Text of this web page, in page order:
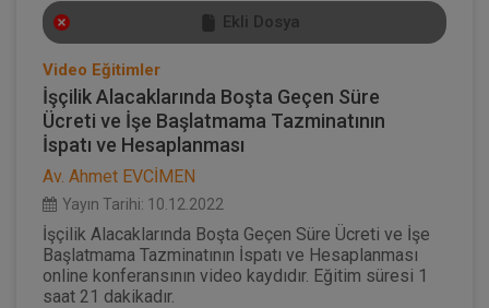
Ekli Dosya
Video Eğitimler
İşçilik Alacaklarında Boşta Geçen Süre
Ücreti ve İşe Başlatmama Tazminatının
İspatı ve Hesaplanması
Av. Ahmet EVCİMEN
Yayın Tarihi: 10.12.2022
İşçilik Alacaklarında Boşta Geçen Süre Ücreti ve İşe
Başlatmama Tazminatının İspatı ve Hesaplanması
online konferansının video kaydıdır. Eğitim süresi 1
saat 21 dakikadır.